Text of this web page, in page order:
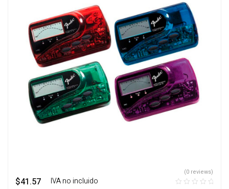
$41.57 ‎ ‎ ‎ IVA no incluido
(0 reviews)